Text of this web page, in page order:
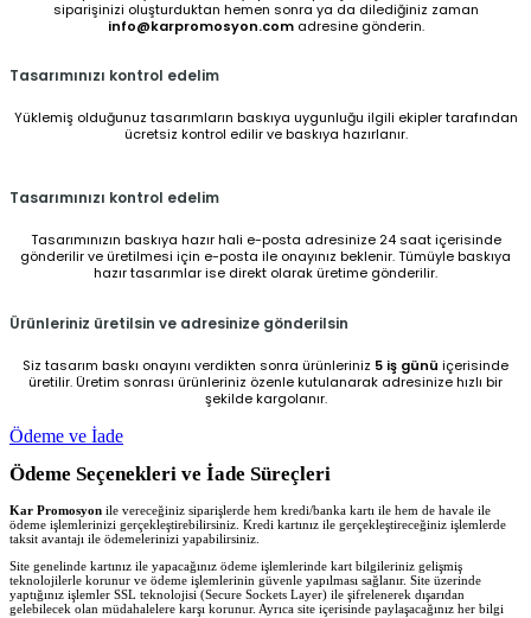
siparişinizi oluşturduktan hemen sonra ya da dilediğiniz zaman
info@karpromosyon.comadresine gönderin.
Tasarımınızı kontrol edelim
Yüklemiş olduğunuz tasarımların baskıya uygunluğu ilgili ekipler tarafından
ücretsiz kontrol edilir ve baskıya hazırlanır.
Tasarımınızı kontrol edelim
Tasarımınızın baskıya hazır hali e-posta adresinize 24 saat içerisinde
gönderilir ve üretilmesi için e-posta ile onayınız beklenir. Tümüyle baskıya
hazır tasarımlar ise direkt olarak üretime gönderilir.
Ürünleriniz üretilsin ve adresinize gönderilsin
Siz tasarım baskı onayını verdikten sonra ürünleriniz 5 iş günü içerisinde
üretilir. Üretim sonrası ürünleriniz özenle kutulanarak adresinize hızlı bir
şekilde kargolanır.
Ödeme ve İade
Ödeme Seçenekleri ve İade Süreçleri
Kar Promosyon ile vereceğiniz siparişlerde hem kredi/banka kartı ile hem de havale ile
ödeme işlemlerinizi gerçekleştirebilirsiniz. Kredi kartınız ile gerçekleştireceğiniz işlemlerde
taksit avantajı ile ödemelerinizi yapabilirsiniz.
Site genelinde kartınız ile yapacağınız ödeme işlemlerinde kart bilgileriniz gelişmiş
teknolojilerle korunur ve ödeme işlemlerinin güvenle yapılması sağlanır. Site üzerinde
yaptığınız işlemler SSL teknolojisi (Secure Sockets Layer) ile şifrelenerek dışarıdan
gelebilecek olan müdahalelere karşı korunur. Ayrıca site içerisinde paylaşacağınız her bilgi